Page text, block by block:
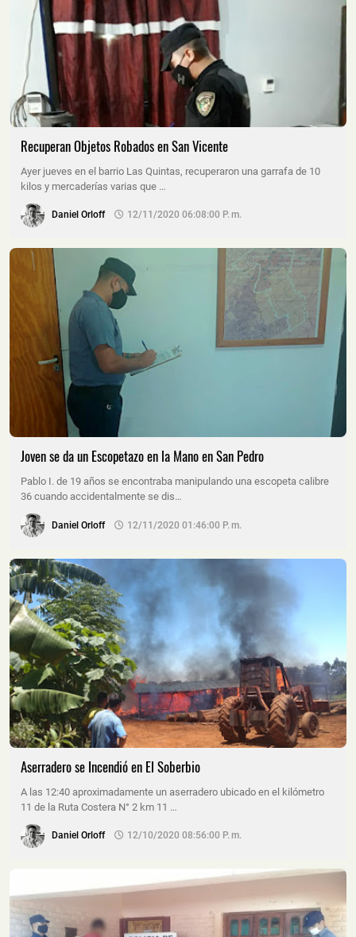
Recuperan Objetos Robados en San Vicente
Ayer jueves en el barrio Las Quintas, recuperaron una garrafa de 10
kilos y mercaderías varias que …
Daniel Orloff 12/11/2020 06:08:00 P. M.
Joven se da un Escopetazo en la Mano en San Pedro
Pablo I. de 19 años se encontraba manipulando una escopeta calibre
36 cuando accidentalmente se dis…
Daniel Orloff 12/11/2020 01:46:00 P. M.
Aserradero se Incendió en El Soberbio
A las 12:40 aproximadamente un aserradero ubicado en el kilómetro
11 de la Ruta Costera N° 2 km 11 …
Daniel Orloff 12/10/2020 08:56:00 P. M.